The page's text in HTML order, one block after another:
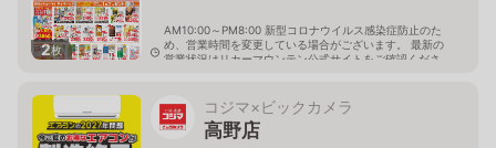
2枚
AM10:00～PM8:00 新型コロナウイルス感染症防止のた
め、営業時間を変更している場合がございます。 最新の
営業状況はリカーマウンテン公式サイトをご確認くださ
コジマ×ビックカメラ
高野店